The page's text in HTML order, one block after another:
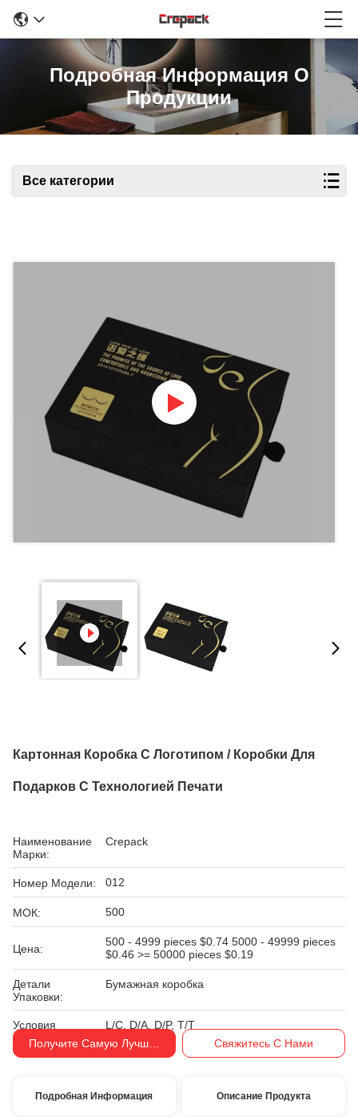
Подробная Информация О
Продукции
Все категории
Картонная Коробка С Логотипом / Коробки Для
Подарков С Технологией Печати
Наименование
Марки:
Crepack
Номер Модели: 012
МОК: 500
Цена:
500 - 4999 pieces $0.74 5000 - 49999 pieces
$0.46 >= 50000 pieces $0.19
Детали
Упаковки:
Бумажная коробка
Условия
Оплаты:
L/C, D/A, D/P, T/T
Получите Самую Лучшую Цену
Свяжитесь С Нами
Подробная Информация Описание Продукта